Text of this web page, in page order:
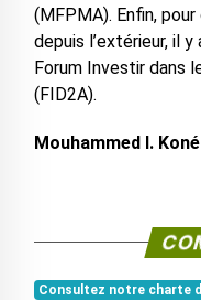
(MFPMA). Enfin,
depuis l’extérieur, il
Forum Investir dans
(FID2A).
Mouhammed I. Koné
Consultez notre charte